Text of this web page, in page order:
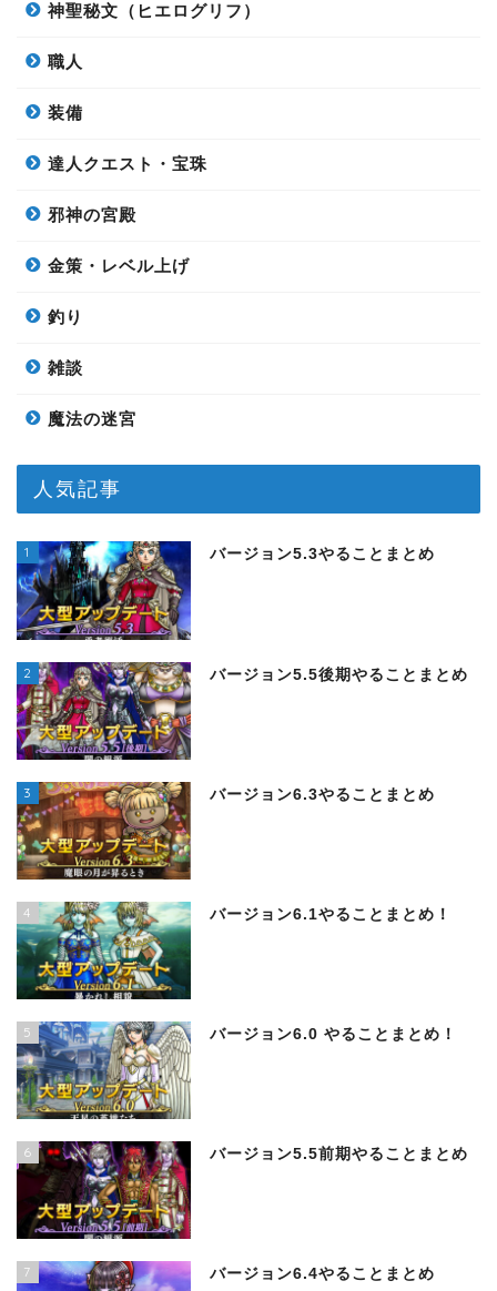
神聖秘文（ヒエログリフ）
職人
装備
達人クエスト・宝珠
邪神の宮殿
金策・レベル上げ
釣り
雑談
魔法の迷宮
人気記事
1 バージョン5.3やることまとめ
2 バージョン5.5後期やることまとめ
3 バージョン6.3やることまとめ
4 バージョン6.1やることまとめ！
5 バージョン6.0 やることまとめ！
6 バージョン5.5前期やることまとめ
7 バージョン6.4やることまとめ